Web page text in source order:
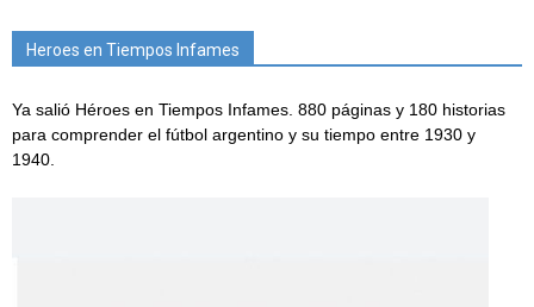
Heroes en Tiempos Infames
Ya salió Héroes en Tiempos Infames. 880 páginas y 180 historias
para comprender el fútbol argentino y su tiempo entre 1930 y
1940.